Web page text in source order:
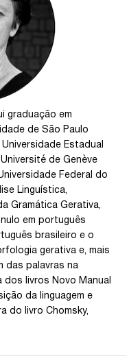
graduação em
de São Paulo
Estadual
de Genève
Federal do
Linguística,
Gramática Gerativa,
em português
brasileiro e o
gerativa e, mais
das palavras na
livros Novo Manual
da linguagem e
do livro Chomsky,